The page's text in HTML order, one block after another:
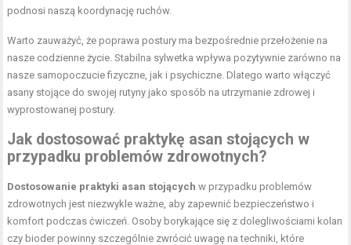
podnosi naszą koordynację ruchów.
Warto zauważyć, że poprawa postury ma bezpośrednie przełożenie na
nasze codzienne życie. Stabilna sylwetka wpływa pozytywnie zarówno na
nasze samopoczucie fizyczne, jak i psychiczne. Dlatego warto włączyć
asany stojące do swojej rutyny jako sposób na utrzymanie zdrowej i
wyprostowanej postury.
Jak dostosować praktykę asan stojących w
przypadku problemów zdrowotnych?
Dostosowanie praktyki asan stojących w przypadku problemów
zdrowotnych jest niezwykle ważne, aby zapewnić bezpieczeństwo i
komfort podczas ćwiczeń. Osoby borykające się z dolegliwościami kolan
czy bioder powinny szczególnie zwrócić uwagę na techniki, które